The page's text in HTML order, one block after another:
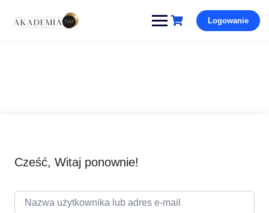
Logowanie
Cześć, Witaj ponownie!